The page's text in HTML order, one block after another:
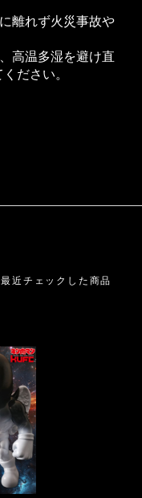
離れず火災事故や
高温多湿を避け直
ださい。
最近チェックした商品